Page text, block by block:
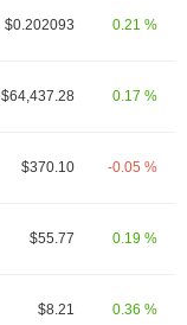
$0.202093 0.21 %
$64,437.28 0.17 %
$370.10 -0.05 %
$55.77 0.19 %
$8.21 0.36 %